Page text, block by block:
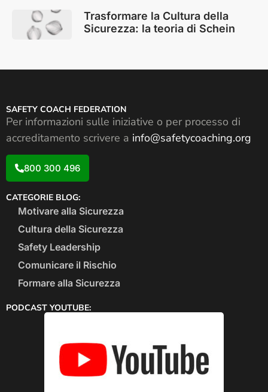
Trasformare la Cultura della
Sicurezza: la teoria di Schein
SAFETY COACH FEDERATION
Per informazioni sulle iniziative o per processo di
accreditamento scrivere a info@safetycoaching.org
800 300 496
CATEGORIE BLOG:
Motivare alla Sicurezza
Cultura della Sicurezza
Safety Leadership
Comunicare il Rischio
Formare alla Sicurezza
PODCAST YOUTUBE: